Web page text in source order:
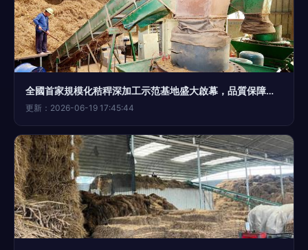
全國首家規模化秸稈深加工示范基地盛大啟幕，品質保障助力綠色經濟高質量發展
更新：2026-06-19 17:45:44